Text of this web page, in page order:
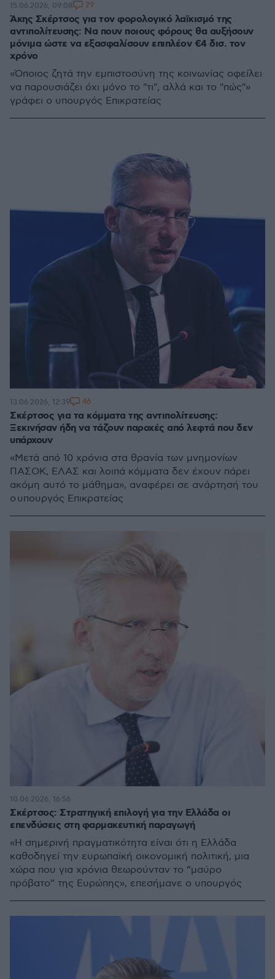
Άκης Σκέρτσος για τον φορολογικό λαϊκισμό της
αντιπολίτευσης: Να πουν ποιους φόρους θα αυξήσουν
μόνιμα ώστε να εξασφαλίσουν επιπλέον €4 δισ. τον
χρόνο
«Όποιος ζητά την εμπιστοσύνη της κοινωνίας οφείλει
να παρουσιάζει όχι μόνο το "τι", αλλά και το "πώς"»
γράφει ο υπουργός Επικρατείας
15.06.2026, 09:08 29
Σκέρτσος για τα κόμματα της αντιπολίτευσης:
Ξεκινήσαν ήδη να τάζουν παροχές από λεφτά που δεν
υπάρχουν
«Μετά από 10 χρόνια στα θρανία των μνημονίων
ΠΑΣΟΚ, ΕΛΑΣ και λοιπά κόμματα δεν έχουν πάρει
ακόμη αυτό το μάθημα», αναφέρει σε ανάρτησή του
ο υπουργός Επικρατείας
13.06.2026, 12:39 46
Σκέρτσος: Στρατηγική επιλογή για την Ελλάδα οι
επενδύσεις στη φαρμακευτική παραγωγή
«Η σημερινή πραγματικότητα είναι ότι η Ελλάδα
καθοδηγεί την ευρωπαϊκή οικονομική πολιτική, μια
χώρα που για χρόνια θεωρούνταν το ”μαύρο
πρόβατο” της Ευρώπης», επεσήμανε ο υπουργός
10.06.2026, 16:56